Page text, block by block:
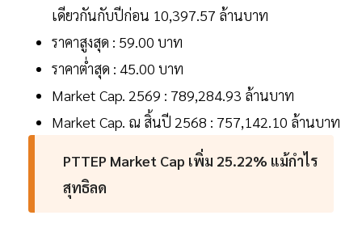
เดียวกันกับปีก่อน 10,397.57 ล้านบาท
ราคาสูงสุด : 59.00 บาท
ราคาต่ำสุด : 45.00 บาท
Market Cap. 2569 : 789,284.93 ล้านบาท
Market Cap. ณ สิ้นปี 2568 : 757,142.10 ล้านบาท
PTTEP Market Cap เพิ่ม 25.22% แม้กำไร
สุทธิลด